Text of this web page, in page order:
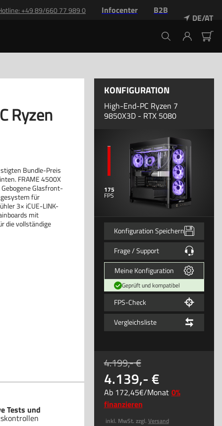
+49 89/660 77 989 0 Infocenter B2B
DE/AT
Ryzen
Bundle-Preis
FRAME 4500X
Gebogene Glasfront-
für
3× iCUE-LINK-
mit
die vollständige
Tests und
KONFIGURATION
High-End-PC Ryzen 7
9850X3D - RTX 5080
175
Konfiguration Speichern
Frage / Support
Meine Konfiguration
Geprüft und kompatibel
FPS-Check
Vergleichsliste
4.199,-
4.139,-
Ab 172,45 /Monat 0%
finanzieren
inkl. MwSt. zzgl. Versand